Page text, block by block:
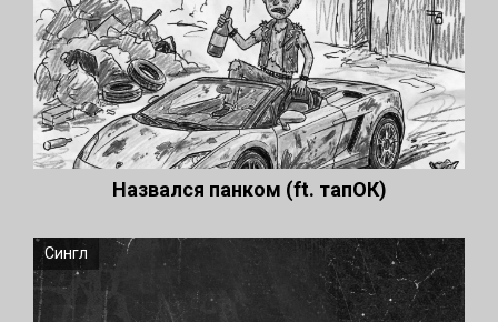
Назвался панком (ft. тапОК)
Сингл